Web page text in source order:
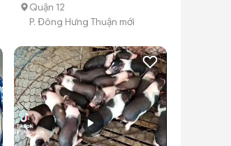
Quận 12
P. Đông Hưng Thuận mới